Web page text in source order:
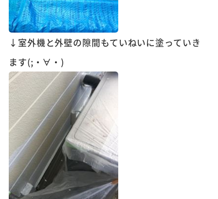
↓室外機と外壁の隙間もていねいに塗っていき
ます(;・∀・)